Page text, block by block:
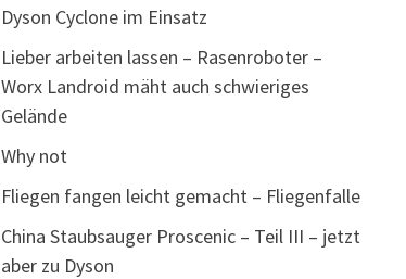
Dyson Cyclone im Einsatz
Lieber arbeiten lassen – Rasenroboter –
Worx Landroid mäht auch schwieriges
Gelände
Why not
Fliegen fangen leicht gemacht – Fliegenfalle
China Staubsauger Proscenic – Teil III – jetzt
aber zu Dyson